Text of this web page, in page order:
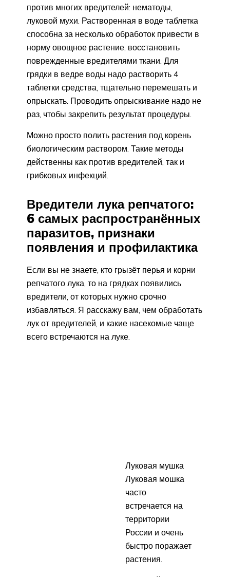
против многих вредителей: нематоды,
луковой мухи. Растворенная в воде таблетка
способна за несколько обработок привести в
норму овощное растение, восстановить
поврежденные вредителями ткани. Для
грядки в ведре воды надо растворить 4
таблетки средства, тщательно перемешать и
опрыскать. Проводить опрыскивание надо не
раз, чтобы закрепить результат процедуры.
Можно просто полить растения под корень
биологическим раствором. Такие методы
действенны как против вредителей, так и
грибковых инфекций.
Вредители лука репчатого:
6 самых распространённых
паразитов, признаки
появления и профилактика
Если вы не знаете, кто грызёт перья и корни
репчатого лука, то на грядках появились
вредители, от которых нужно срочно
избавляться. Я расскажу вам, чем обработать
лук от вредителей, и какие насекомые чаще
всего встречаются на луке.
Луковая мушка
Луковая мошка
часто
встречается на
территории
России и очень
быстро поражает
растения.